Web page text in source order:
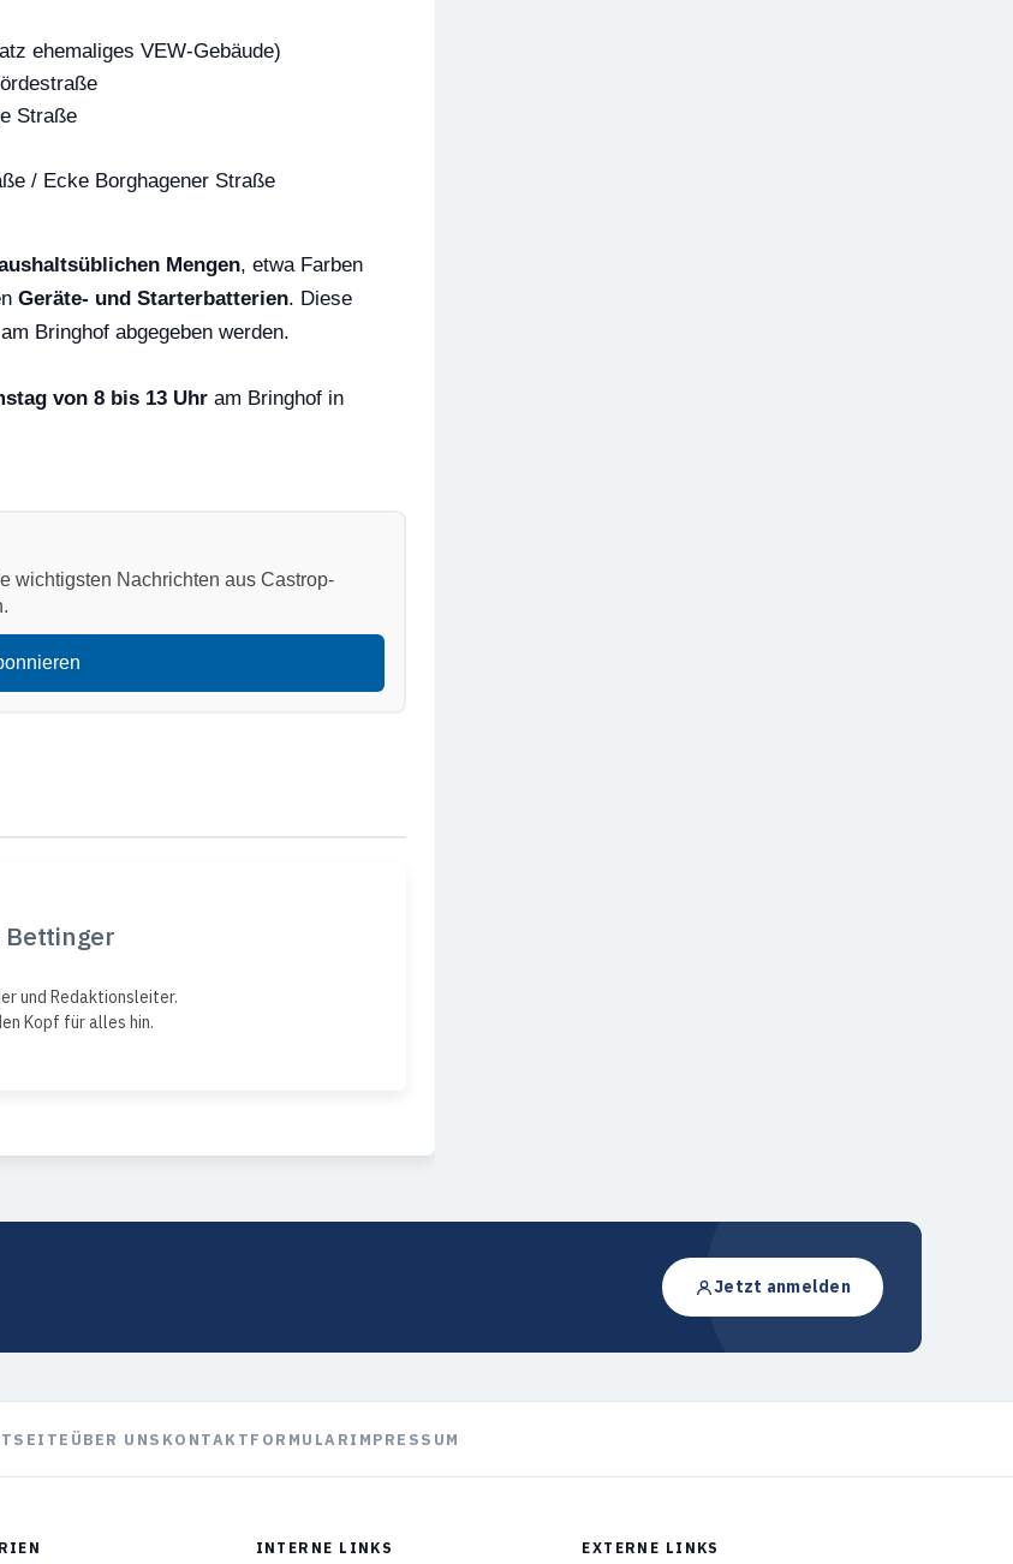
ehemaliges VEW-Gebäude)
Straße
/ Ecke Borghagener Straße
Mengen, etwa Farben
Geräte- und Starterbatterien. Diese
Bringhof abgegeben werden.
von 8 bis 13 Uhr am Bringhof in
wichtigsten Nachrichten aus Castrop-
Bettinger
und Redaktionsleiter.
Kopf für alles hin.
Jetzt anmelden
ÜBER UNS KONTAKTFORMULARIMPRESSUM
INTERNE LINKS EXTERNE LINKS